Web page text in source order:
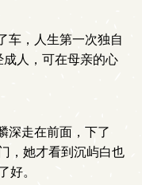
车，人生第一次独自
人，可在母亲的心
深走在前面，下了
，她才看到沉屿白也
好。